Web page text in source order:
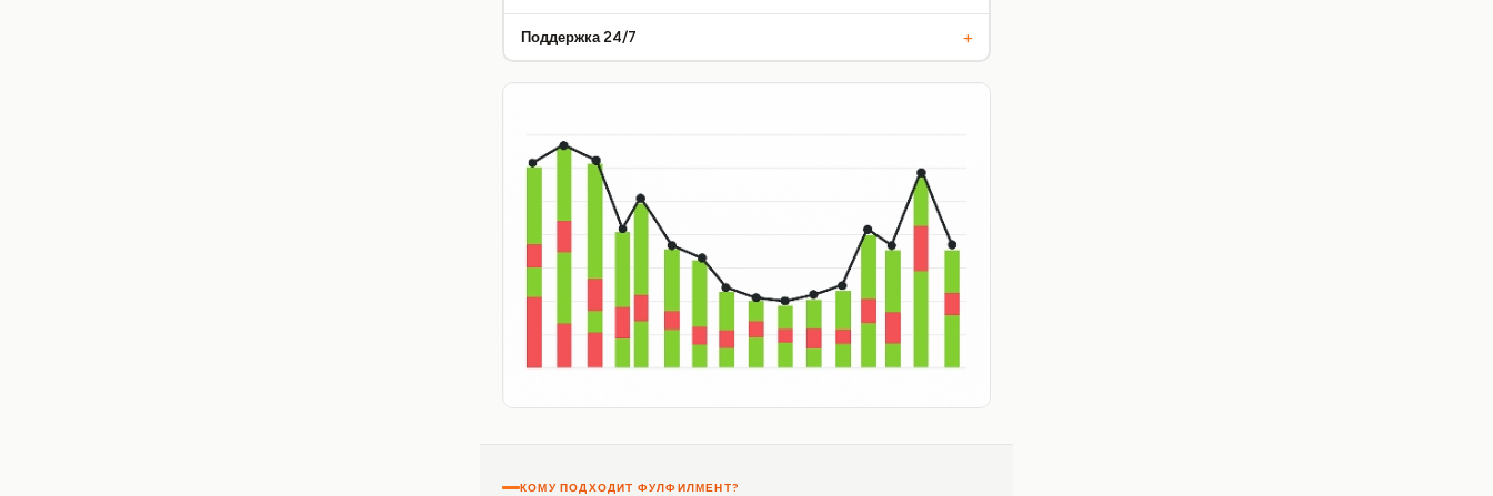
Поддержка 24/7 +
КОМУ ПОДХОДИТ ФУЛФИЛМЕНТ?